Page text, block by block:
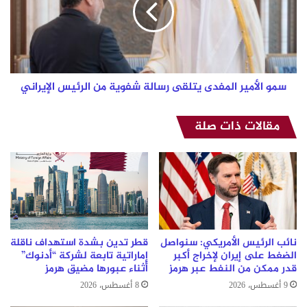
شفوية
الرئيس
الإيراني
سمو الأمير المفدى يتلقى رسالة شفوية من الرئيس الإيراني
مقالات ذات صلة
نائب الرئيس الأمريكي: سنواصل
الضغط على إيران لإخراج أكبر
قدر ممكن من النفط عبر هرمز
9 أغسطس، 2026
قطر تدين بشدة استهداف ناقلة
إماراتية تابعة لشركة “أدنوك”
أثناء عبورها مضيق هرمز
8 أغسطس، 2026